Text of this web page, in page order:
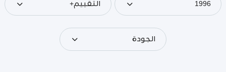
1996 التقييم+
الجودة